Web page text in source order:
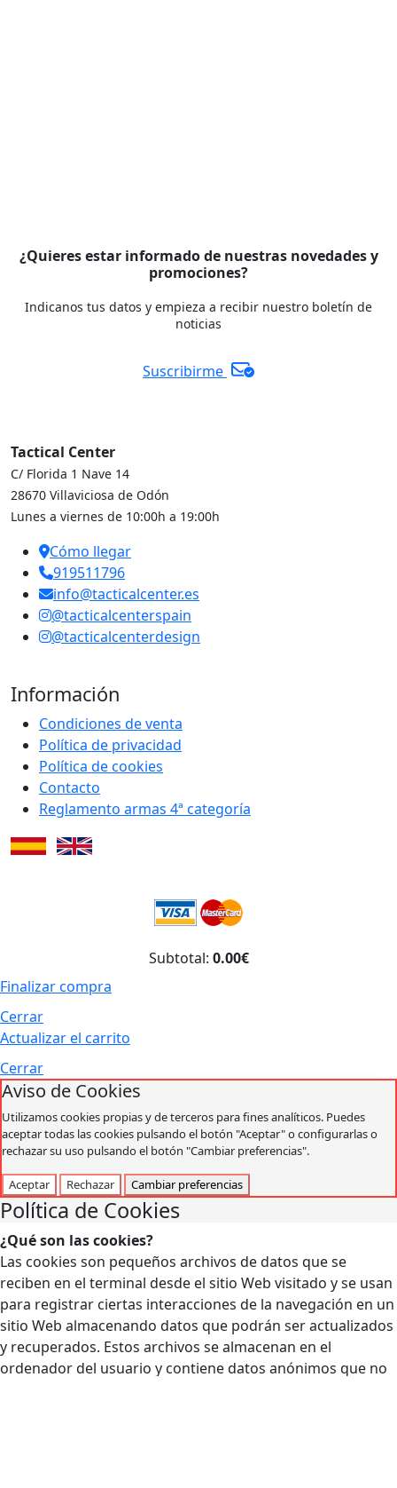
¿Quieres estar informado de nuestras novedades y
promociones?
Indicanos tus datos y empieza a recibir nuestro boletín de
noticias
Suscribirme
Tactical Center
C/ Florida 1 Nave 14
28670 Villaviciosa de Odón
Lunes a viernes de 10:00h a 19:00h
Cómo llegar
919511796
info@tacticalcenter.es
@tacticalcenterspain
@tacticalcenterdesign
Información
Condiciones de venta
Política de privacidad
Política de cookies
Contacto
Reglamento armas 4ª categoría
Subtotal: 0.00€
Finalizar compra
Cerrar
Actualizar el carrito
Cerrar
Aviso de Cookies
Utilizamos cookies propias y de terceros para fines analíticos. Puedes
aceptar todas las cookies pulsando el botón "Aceptar" o configurarlas o
rechazar su uso pulsando el botón "Cambiar preferencias".
Aceptar Rechazar Cambiar preferencias
Política de Cookies
¿Qué son las cookies?
Las cookies son pequeños archivos de datos que se
reciben en el terminal desde el sitio Web visitado y se usan
para registrar ciertas interacciones de la navegación en un
sitio Web almacenando datos que podrán ser actualizados
y recuperados. Estos archivos se almacenan en el
ordenador del usuario y contiene datos anónimos que no